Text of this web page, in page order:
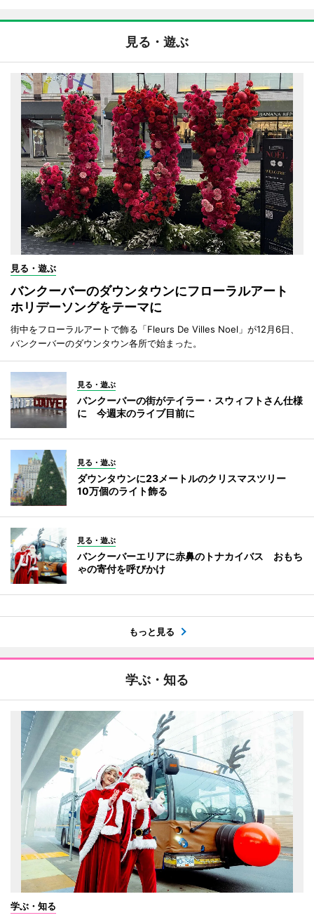
見る・遊ぶ
見る・遊ぶ
バンクーバーのダウンタウンにフローラルアート
ホリデーソングをテーマに
街中をフローラルアートで飾る「Fleurs De Villes Noel」が12月6日、
バンクーバーのダウンタウン各所で始まった。
見る・遊ぶ
バンクーバーの街がテイラー・スウィフトさん仕様
に 今週末のライブ目前に
見る・遊ぶ
ダウンタウンに23メートルのクリスマスツリー
10万個のライト飾る
見る・遊ぶ
バンクーバーエリアに赤鼻のトナカイバス おもち
ゃの寄付を呼びかけ
もっと見る
学ぶ・知る
学ぶ・知る